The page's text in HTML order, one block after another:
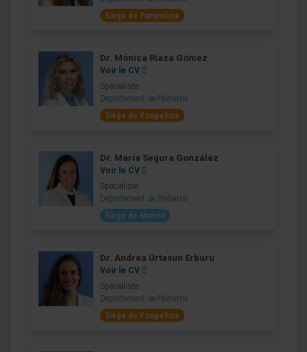
Siège de Pampelune
Dr. Mónica Riaza Gómez
Voir le CV
Spécialiste
Département de Pédiatrie
Siège de Pampelune
Dr. María Segura González
Voir le CV
Spécialiste
Département de Pédiatrie
Siège de Madrid
Dr. Andrea Urtasun Erburu
Voir le CV
Spécialiste
Département de Pédiatrie
Siège de Pampelune